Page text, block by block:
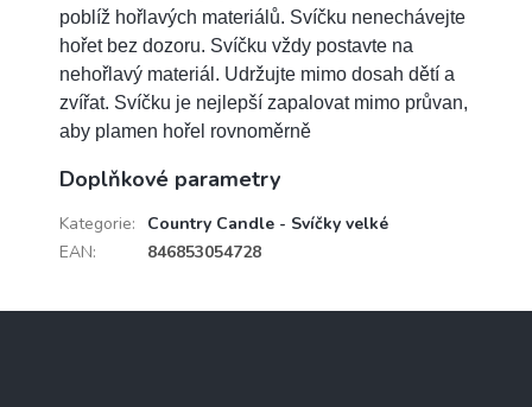
poblíž hořlavých materiálů. Svíčku nenechávejte
hořet bez dozoru. Svíčku vždy postavte na
nehořlavý materiál. Udržujte mimo dosah dětí a
zvířat. Svíčku je nejlepší zapalovat mimo průvan,
aby plamen hořel rovnoměrně
Doplňkové parametry
Kategorie:
Country Candle - Svíčky velké
EAN: 846853054728